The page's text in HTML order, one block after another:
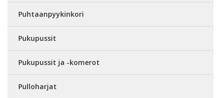
Puhtaanpyykinkori
Pukupussit
Pukupussit ja -komerot
Pulloharjat